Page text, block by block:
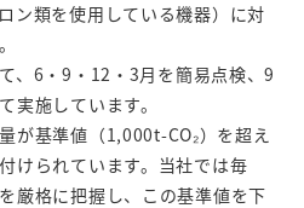
ン類を使用している機器）に対
、6・9・12・3月を簡易点検、9
実施しています。
が基準値（1,000t-CO₂）を超え
けられています。当社では毎
厳格に把握し、この基準値を下